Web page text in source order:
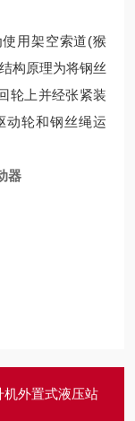
用架空索道(猴
构原理为将钢丝
轮上并经张紧装
动轮和钢丝绳运
器
机外置式液压站